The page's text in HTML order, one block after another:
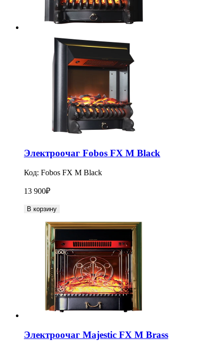
Электроочаг Fobos FX M Black
Код: Fobos FX M Black
13 900₽
В корзину
Электроочаг Majestic FX M Brass